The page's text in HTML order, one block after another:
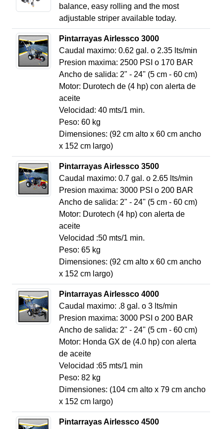
balance, easy rolling and the most
adjustable striper available today.
Pintarrayas Airlessco 3000
Caudal maximo: 0.62 gal. o 2.35 lts/min
Presion maxima: 2500 PSI o 170 BAR
Ancho de salida: 2" - 24" (5 cm - 60 cm)
Motor: Durotech de (4 hp) con alerta de
aceite
Velocidad: 40 mts/1 min.
Peso: 60 kg
Dimensiones: (92 cm alto x 60 cm ancho
x 152 cm largo)
Pintarrayas Airlessco 3500
Caudal maximo: 0.7 gal. o 2.65 lts/min
Presion maxima: 3000 PSI o 200 BAR
Ancho de salida: 2" - 24" (5 cm - 60 cm)
Motor: Durotech (4 hp) con alerta de
aceite
Velocidad :50 mts/1 min.
Peso: 65 kg
Dimensiones: (92 cm alto x 60 cm ancho
x 152 cm largo)
Pintarrayas Airlessco 4000
Caudal maximo: .8 gal. o 3 lts/min
Presion maxima: 3000 PSI o 200 BAR
Ancho de salida: 2" - 24" (5 cm - 60 cm)
Motor: Honda GX de (4.0 hp) con alerta
de aceite
Velocidad :65 mts/1 min
Peso: 82 kg
Dimensiones: (104 cm alto x 79 cm ancho
x 152 cm largo)
Pintarrayas Airlessco 4500